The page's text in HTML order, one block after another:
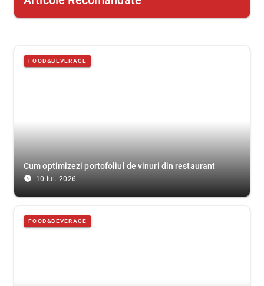
FOOD&BEVERAGE
Cum optimizezi portofoliul de vinuri din restaurant
access_time_filled 10 iul. 2026
FOOD&BEVERAGE